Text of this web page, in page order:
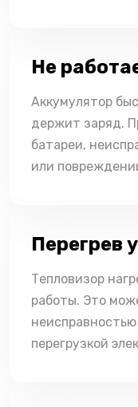
Не
Аккумулятор
держит заряд.
батареи,
или
Перегрев
Тепловизор
работы. Это
перегрузкой